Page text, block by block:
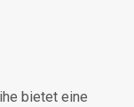
bietet eine